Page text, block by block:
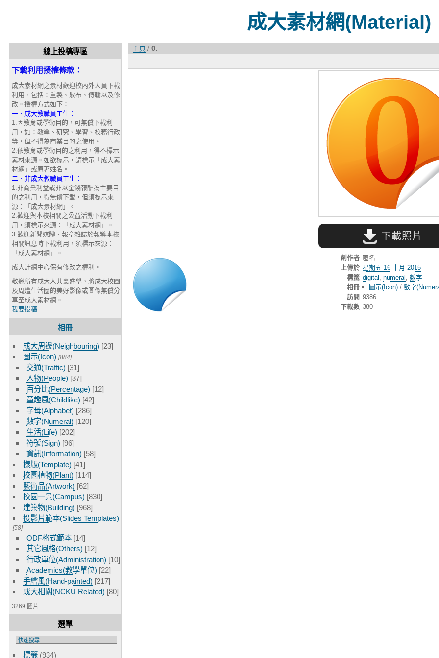
成大素材網(Material)
線上投稿專區
下載利用授權條款：
成大素材網之素材歡迎校內外人員下載
利用，包括：重製、散布、傳輸以及修
改。授權方式如下：
一、成大教職員工生：
1.因教育或學術目的，可無償下載利
用，如：教學、研究、學習、校務行政
等，但不得為商業目的之使用。
2.依教育或學術目的之利用，得不標示
素材來源。如欲標示，請標示「成大素
材網」或原著姓名。
二、非成大教職員工生：
1.非商業利益或非以金錢報酬為主要目
的之利用，得無償下載，但須標示來
源：「成大素材網」。
2.歡迎與本校相關之公益活動下載利
用，須標示來源：「成大素材網」。
3.歡迎新聞媒體、報章雜誌於報導本校
相關訊息時下載利用，須標示來源：
「成大素材網」。
成大計網中心保有修改之權利。
敬邀所有成大人共襄盛舉，將成大校園
及周遭生活圈的美好影像或圖像無償分
享至成大素材網。
我要投稿
相冊
成大周邊(Neighbouring) [23]
圖示(Icon) [884]
交通(Traffic) [31]
人物(People) [37]
百分比(Percentage) [12]
童趣風(Childlike) [42]
字母(Alphabet) [286]
數字(Numeral) [120]
生活(Life) [202]
符號(Sign) [96]
資訊(Information) [58]
樣版(Template) [41]
校園植物(Plant) [114]
藝術品(Artwork) [62]
校園一景(Campus) [830]
建築物(Building) [968]
投影片範本(Slides Templates)
[58]
ODF格式範本 [14]
其它風格(Others) [12]
行政單位(Administration) [10]
Academics(教學單位) [22]
手繪風(Hand-painted) [217]
成大相關(NCKU Related) [80]
3269 圖片
選單
標籤 (934)
主頁 / 0.
下載照片
創作者 匿名
上傳於 星期五 16 十月 2015
標籤 digital numeral
數字
相冊
圖示(Icon)/ 數字
訪問 9386
下載數 380